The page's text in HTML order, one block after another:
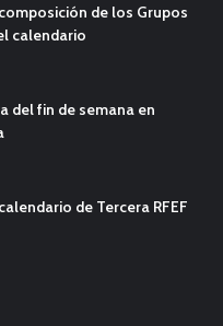
de los Grupos
calendario
del fin de semana en
de Tercera RFEF